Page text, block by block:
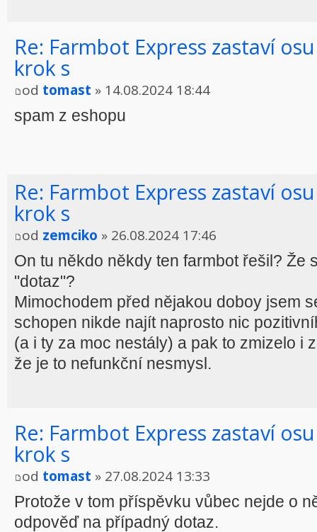
Re: Farmbot Express zastaví
krok s
od tomast » 14.08.2024 18:44
spam z eshopu
Re: Farmbot Express zastaví
krok s
od zemciko » 26.08.2024 17:46
On tu někdo někdy ten farmbot řešil? Že
"dotaz"?
Mimochodem před nějakou doboy jsem
schopen nikde najít naprosto nic
(a i ty za moc nestály) a pak to zmizelo i
že je to nefunkční nesmysl.
Re: Farmbot Express zastaví
krok s
od tomast » 27.08.2024 13:33
Protože v tom příspěvku vůbec nejde o
odpověď na případný dotaz.